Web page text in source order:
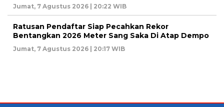
Jumat, 7 Agustus 2026 | 20:22 WIB
Ratusan Pendaftar Siap Pecahkan Rekor
Bentangkan 2026 Meter Sang Saka Di Atap Dempo
Jumat, 7 Agustus 2026 | 20:17 WIB